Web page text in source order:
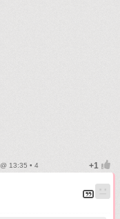
13:35 • 4